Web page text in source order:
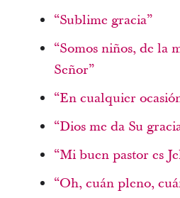
“Sublime gracia”
“Somos niños, de la
Señor”
“En cualquier
“Dios me da Su
“Mi buen pastor es
“Oh, cuán pleno,